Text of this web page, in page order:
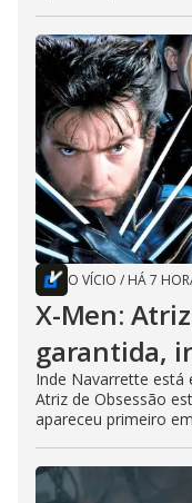
O VÍCIO / HÁ 7
X-Men:
garantida,
Inde Navarrette está
Atriz de Obsessão
apareceu primeiro